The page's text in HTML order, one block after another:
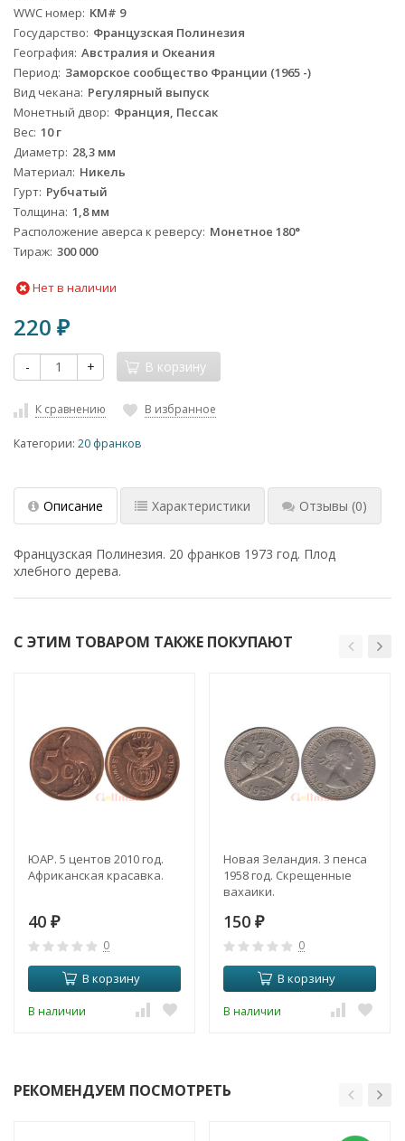
WWC номер KM# 9
Государство Французская Полинезия
География Австралия и Океания
Период Заморское сообщество Франции (1965 -)
Вид чекана Регулярный выпуск
Монетный двор Франция, Пессак
Вес 10 г
Диаметр 28,3 мм
Материал Никель
Гурт Рубчатый
Толщина 1,8 мм
Расположение аверса к реверсу Монетное 180°
Тираж 300 000
Нет в наличии
220 ₽
- + В корзину
К сравнению В избранное
Категории: 20 франков
Описание Характеристики Отзывы (0)
Французская Полинезия. 20 франков 1973 год. Плод
хлебного дерева.
С ЭТИМ ТОВАРОМ ТАКЖЕ ПОКУПАЮТ
ЮАР. 5 центов 2010 год.
Африканская красавка.
40 ₽
0
В корзину
В наличии
Новая Зеландия. 3 пенса
1958 год. Скрещенные
вахаики.
150 ₽
0
В корзину
В наличии
РЕКОМЕНДУЕМ ПОСМОТРЕТЬ